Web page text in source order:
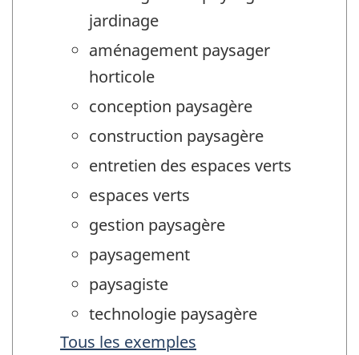
jardinage
aménagement paysager
horticole
conception paysagère
construction paysagère
entretien des espaces verts
espaces verts
gestion paysagère
paysagement
paysagiste
technologie paysagère
Tous les exemples